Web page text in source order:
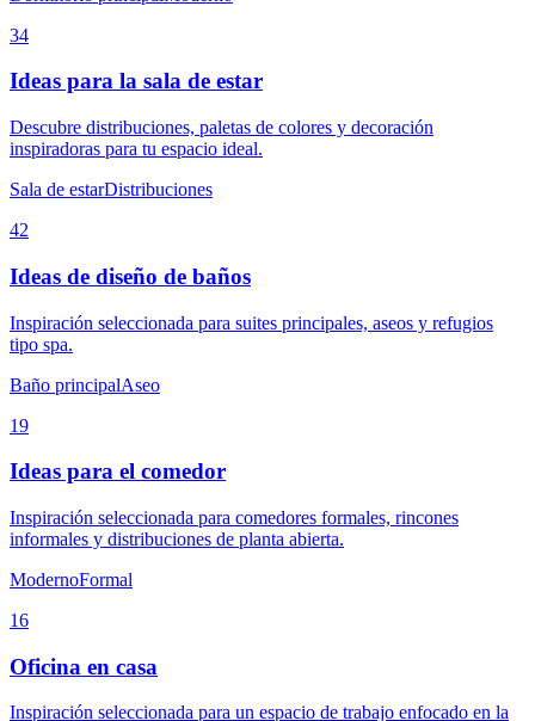
34
Ideas para la sala de estar
Descubre distribuciones, paletas de colores y decoración
inspiradoras para tu espacio ideal.
Sala de estarDistribuciones
42
Ideas de diseño de baños
Inspiración seleccionada para suites principales, aseos y refugios
tipo spa.
Baño principalAseo
19
Ideas para el comedor
Inspiración seleccionada para comedores formales, rincones
informales y distribuciones de planta abierta.
ModernoFormal
16
Oficina en casa
Inspiración seleccionada para un espacio de trabajo enfocado en la